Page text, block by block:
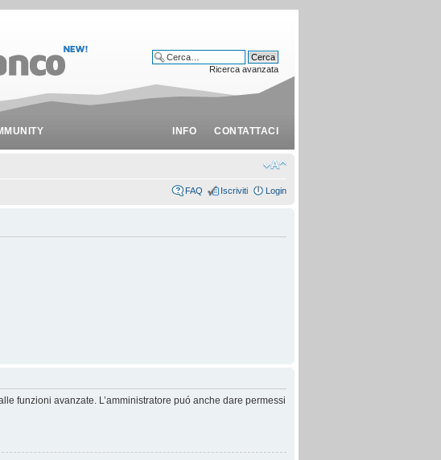
INFO CONTATTACI
Ricerca avanzata
FAQ Iscriviti Login
funzioni avanzate. L’amministratore puó anche dare permessi